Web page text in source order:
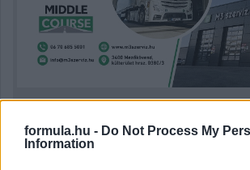
formula.hu - Do Not Process My
InformationKövess minket a